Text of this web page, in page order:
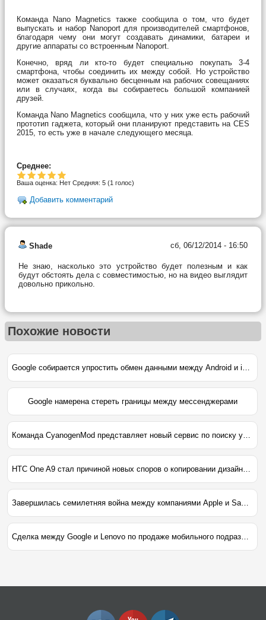
Команда Nano Magnetics также сообщила о том, что будет
выпускать и набор Nanoport для производителей смартфонов,
благодаря чему они могут создавать динамики, батареи и
другие аппараты со встроенным Nanoport.
Конечно, вряд ли кто-то будет специально покупать 3-4
смартфона, чтобы соединить их между собой. Но устройство
может оказаться буквально бесценным на рабочих совещаниях
или в случаях, когда вы собираетесь большой компанией
друзей.
Команда Nano Magnetics сообщила, что у них уже есть рабочий
прототип гаджета, который они планируют представить на CES
2015, то есть уже в начале следующего месяца.
Среднее:
Ваша оценка: Нет Средняя: 5 (1 голос)
Добавить комментарий
Shade сб, 06/12/2014 - 16:50
Не знаю, насколько это устройство будет полезным и как
будут обстоять дела с совместимостью, но на видео выглядит
довольно прикольно.
Похожие новости
Google намерена стереть границы между мессенджерами
Команда CyanogenMod представляет новый сервис по поиску устройств
HTC One A9 стал причиной новых споров о копировании дизайна между производителями
Завершилась семилетняя война между компаниями Apple и Samsung
Сделка между Google и Lenovo по продаже мобильного подразделения Motorola официально завершена